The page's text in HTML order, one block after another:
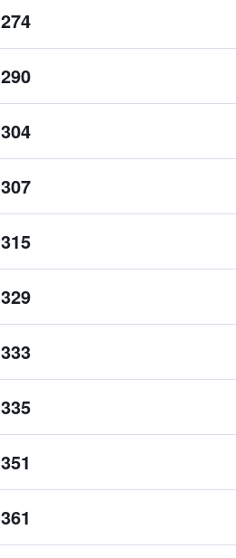
274 ﷼
290 ﷼
304 ﷼
307 ﷼
315 ﷼
329 ﷼
333 ﷼
335 ﷼
351 ﷼
361 ﷼